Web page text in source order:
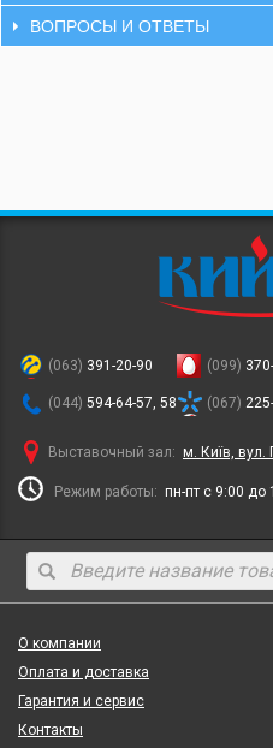
ВОПРОСЫ И ОТВЕТЫ
(063) 391-20-90
(044) 594-64-57, 58
(099)
(067)
Выставочный зал: м. Київ, вул.
Режим работы: пн-пт с 9:00 до
О компании
Оплата и доставка
Гарантия и сервис
Контакты